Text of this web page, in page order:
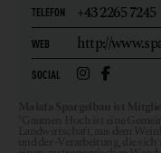
TELEFON +43 2265 7245
WEB http://
SOCIAL